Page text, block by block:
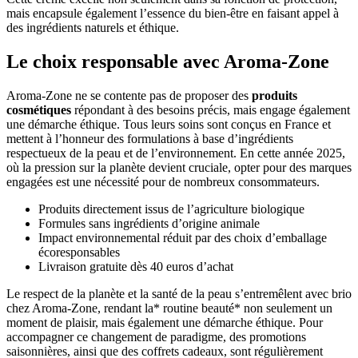
mais encapsule également l’essence du bien-être en faisant appel à
des ingrédients naturels et éthique.
Le choix responsable avec Aroma-Zone
Aroma-Zone ne se contente pas de proposer des produits
cosmétiques répondant à des besoins précis, mais engage également
une démarche éthique. Tous leurs soins sont conçus en France et
mettent à l’honneur des formulations à base d’ingrédients
respectueux de la peau et de l’environnement. En cette année 2025,
où la pression sur la planète devient cruciale, opter pour des marques
engagées est une nécessité pour de nombreux consommateurs.
Produits directement issus de l’agriculture biologique
Formules sans ingrédients d’origine animale
Impact environnemental réduit par des choix d’emballage
écoresponsables
Livraison gratuite dès 40 euros d’achat
Le respect de la planète et la santé de la peau s’entremêlent avec brio
chez Aroma-Zone, rendant la* routine beauté* non seulement un
moment de plaisir, mais également une démarche éthique. Pour
accompagner ce changement de paradigme, des promotions
saisonnières, ainsi que des coffrets cadeaux, sont régulièrement